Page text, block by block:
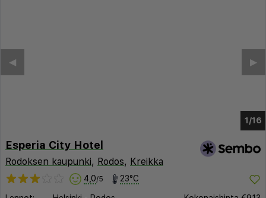
1/8
▶︎
◀︎
Esperia City Hotel
Rodoksen kaupunki, Rodos, Kreikka
4,0/5 23°C